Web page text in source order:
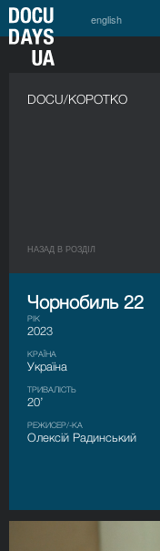
english
DOCU/КОРОТКО
НАЗАД В РОЗДIЛ
Чорнобиль 22
РІК
2023
КРАЇНА
Україна
ТРИВАЛІСТЬ
20’
РЕЖИСЕР/-КА
Олексій Радинський